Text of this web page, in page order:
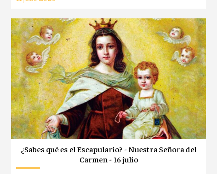
¿Sabes qué es el Escapulario? - Nuestra Señora del
Carmen - 16 julio